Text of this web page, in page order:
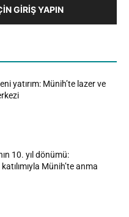
GIRIŞ YAPIN
yatırım: Münih’te lazer ve
10. yıl dönümü:
Münih’te anma